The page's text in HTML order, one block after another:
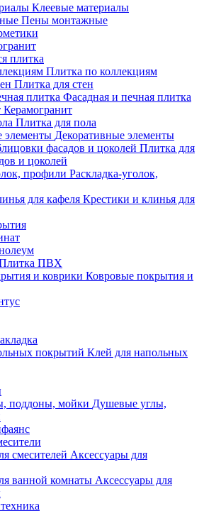
Клеевые материалы
Пены монтажные
плитка
Плитка по коллекциям
Плитка для стен
Фасадная и печная плитка
Керамогранит
Плитка для пола
Декоративные элементы
Плитка для
и цоколей
Раскладка-уголок,
Крестики и клинья для
ПВХ
Ковровые покрытия и
Клей для напольных
Душевые углы,
Аксессуары для
Аксессуары для